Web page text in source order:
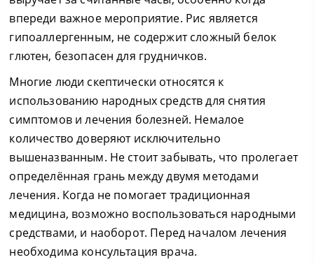
впереди важное мероприятие. Рис является
гипоаллергенным, не содержит сложный белок
глютен, безопасен для грудничков.
Многие люди скептически относятся к
использованию народных средств для снятия
симптомов и лечения болезней. Немалое
количество доверяют исключительно
вышеназванным. Не стоит забывать, что пролегает
определённая грань между двумя методами
лечения. Когда не помогает традиционная
медицина, возможно воспользоваться народными
средствами, и наоборот. Перед началом лечения
необходима консультация врача.